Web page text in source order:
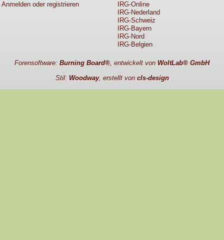
Anmelden oder registrieren
IRG-Online
IRG-Nederland
IRG-Schweiz
IRG-Bayern
IRG-Nord
IRG-Belgien
Forensoftware: Burning Board®, entwickelt von WoltLab® GmbH
Stil: Woodway, erstellt von cls-design